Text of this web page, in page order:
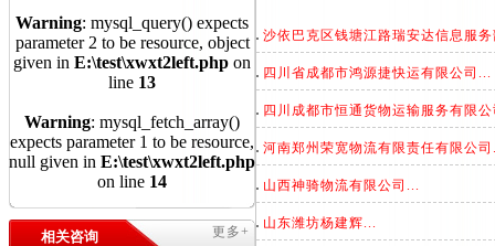
Warning: mysql_query() expects
parameter 2 to be resource, object
given in E:\test\xwxt2left.php on
line 13
Warning: mysql_fetch_array()
expects parameter 1 to be resource,
null given in E:\test\xwxt2left.php
on line 14
相关咨询 更多+
沙依巴克区钱塘江路瑞安达信息服
四川省成都市鸿源捷快运有限公司...
四川成都市恒通货物运输服务有限
河南郑州荣宽物流有限责任有限公
山西神骑物流有限公司...
山东潍坊杨建辉...